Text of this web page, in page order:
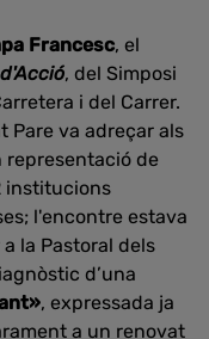
Francesc, el
, del Simposi
i del Carrer.
Pare va adreçar als
representació de
institucions
l'encontre estava
la Pastoral dels
d’una
, expressada ja
a un renovat